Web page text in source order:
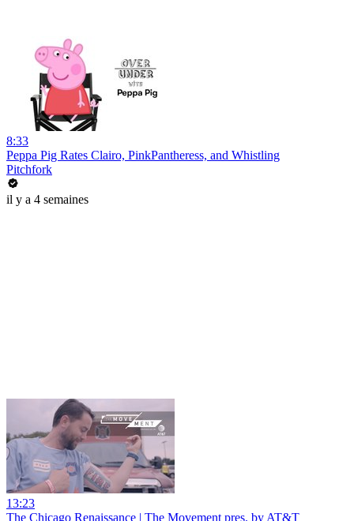
8:33
Peppa Pig Rates Clairo, PinkPantheress, and Whistling
Pitchfork
il y a 4 semaines
13:23
The Chicago Renaissance | The Movement pres. by AT&T